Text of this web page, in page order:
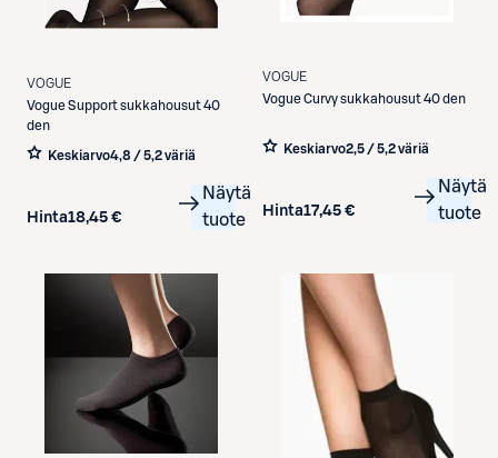
VOGUE
VogueSupport sukkahousut 40
den
Keskiarvo4,8 / 5,2 väriä
Hinta18,45 €
Näytä
tuote
VOGUE
VogueCurvy sukkahousut 40 den
Keskiarvo2,5 / 5,2 väriä
Hinta17,45 €
Näytä
tuote